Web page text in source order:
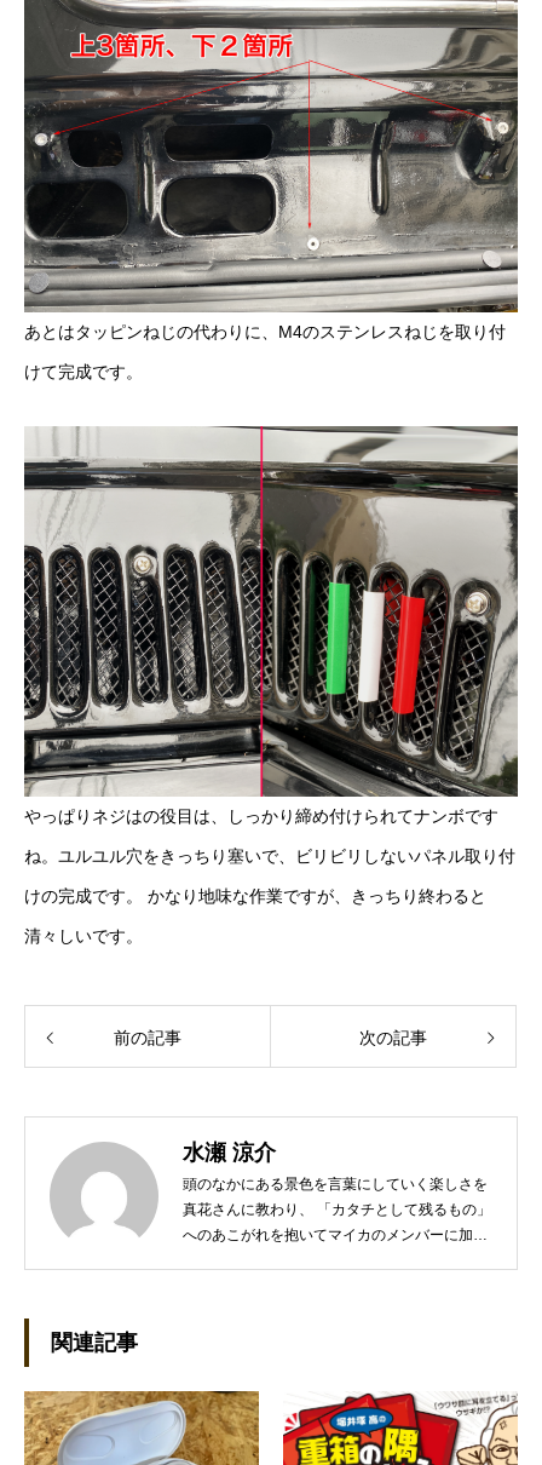
あとはタッピンねじの代わりに、M4のステンレスねじを取り付
けて完成です。
やっぱりネジはの役目は、しっかり締め付けられてナンボです
ね。ユルユル穴をきっちり塞いで、ビリビリしないパネル取り付
けの完成です。 かなり地味な作業ですが、きっちり終わると
清々しいです。
前の記事 次の記事
水瀬 涼介
頭のなかにある景色を言葉にしていく楽しさを
真花さんに教わり、 「カタチとして残るもの」
へのあこがれを抱いてマイカのメンバーに加わ
関連記事